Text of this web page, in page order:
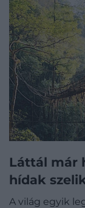
Láttál már
hídak
A világ egyik